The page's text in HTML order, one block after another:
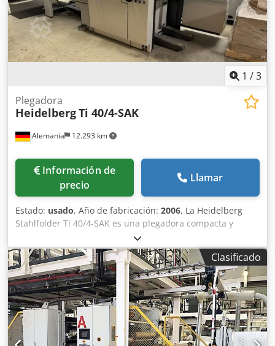
1 /3
Alemania 12.293 km
Plegadora
HeidelbergTi 40/4-SAK
Información de
precio
Llamar
Estado: usado, Año de fabricación: 2006, La Heidelberg
Stahlfolder Ti 40/4-SAK es una plegadora compacta y
eficiente para empresas de impresión de tamaño pequeño
y mediano. Tiene 4 bolsillos y sistema de báscula SAK.
Formato: 400 x 650 mm Equipo: Alimentación Modo de
alimentación: Alimentador de pila plana Tipo: FI-40 Unidad
de control: DCT 500 Unidades plegables 1.ª Unidad Tipo:
Ti-40 Año: 2004 Bolsillos: 4 Tipo de bolsa: placas plegables
combinadas Configuración de la bolsa: manual
Dedpfswcqxvex Aamsck Configuración de roles: manual
Estado del rodillo: usado Campana de protección contra el
Clasificado